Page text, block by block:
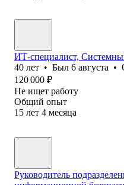
ИТ-специалист,
40 лет • Был 6 августа •
120 000 ₽
Не ищет работу
Общий опыт
15 лет 4 месяца
Руководитель